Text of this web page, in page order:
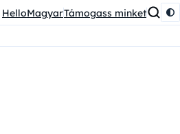
HelloMagyarTámogass minket